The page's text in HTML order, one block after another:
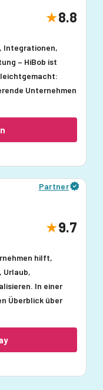
8.8
Integrationen,
– HiBob ist
Unternehmen
Partner
9.7
hilft,
Urlaub,
In einer
Überblick über